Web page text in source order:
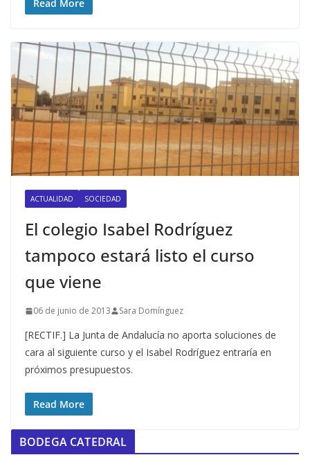
Read More
ACTUALIDAD SOCIEDAD
El colegio Isabel Rodríguez
tampoco estará listo el curso
que viene
06 de junio de 2013 Sara Domínguez
[RECTIF.] La Junta de Andalucía no aporta soluciones de
cara al siguiente curso y el Isabel Rodríguez entraría en
próximos presupuestos.
Read More
BODEGA CATEDRAL